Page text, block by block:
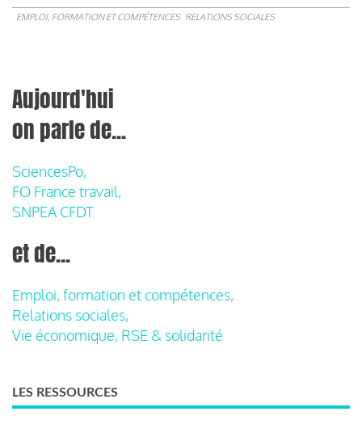
EMPLOI, FORMATION ET COMPÉTENCES RELATIONS SOCIALES
Aujourd'hui
on parle de...
SciencesPo,
FO France travail,
SNPEA CFDT
et de...
Emploi, formation et compétences,
Relations sociales,
Vie économique, RSE & solidarité
LES RESSOURCES